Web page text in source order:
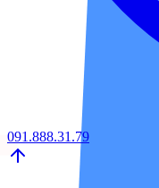
091.888.31.79